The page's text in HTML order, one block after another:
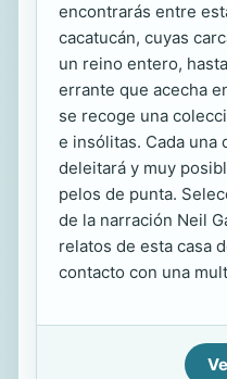
encontrarás entre
cacatucán, cuyas
un reino entero,
errante que acecha
se recoge una
e insólitas. Cada una
deleitará y muy
pelos de punta.
de la narración Neil
relatos de esta casa
contacto con una